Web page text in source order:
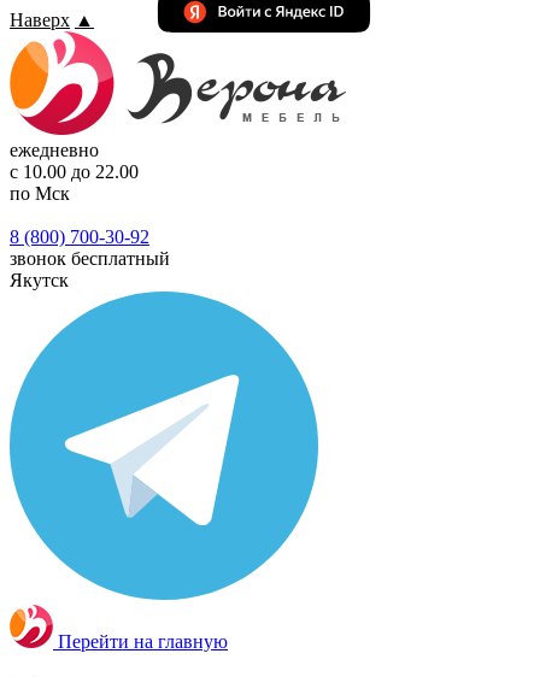
Наверх ▲
ежедневно
с 10.00 до 22.00
по Мск
8 (800) 700-30-92
звонок бесплатный
Якутск
Перейти на главную